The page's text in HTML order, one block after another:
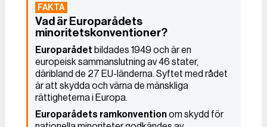
Vad är Europarådets
minoritetskonventioner?
Europarådet bildades 1949 och är en
europeisk sammanslutning av 46 stater,
däribland de 27 EU-länderna. Syftet med rådet
är att skydda och värna de mänskliga
rättigheterna i Europa.
Europarådets ramkonventionom skydd för